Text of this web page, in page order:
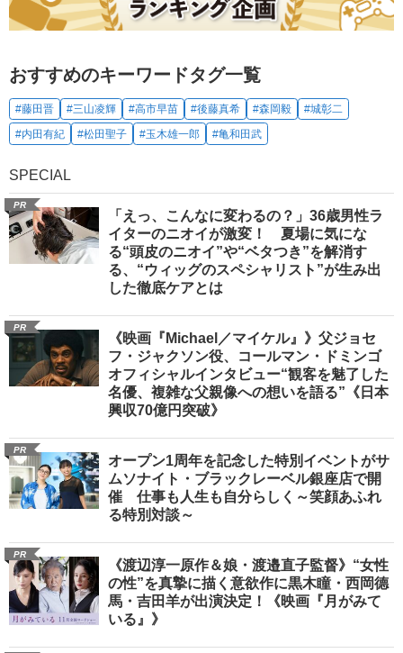
おすすめのキーワードタグ一覧
#藤田晋 #三山凌輝 #高市早苗 #後藤真希 #森岡毅
#城彰二
#内田有紀
#松田聖子 #玉木雄一郎 #亀和田武
SPECIAL
PR
「えっ、こんなに変わるの？」36歳男性ラ
イターのニオイが激変！ 夏場に気にな
る“頭皮のニオイ”や“ベタつき”を解消す
る、“ウィッグのスペシャリスト”が生み出
した徹底ケアとは
PR
《映画『Michael／マイケル』》父ジョセ
フ・ジャクソン役、コールマン・ドミンゴ
オフィシャルインタビュー“観客を魅了した
名優、複雑な父親像への想いを語る”《日本
興収70億円突破》
PR
オープン1周年を記念した特別イベントがサ
ムソナイト・ブラックレーベル銀座店で開
催 仕事も人生も自分らしく～笑顔あふれ
る特別対談～
PR
《渡辺淳一原作＆娘・渡邉直子監督》“女性
の性”を真摯に描く意欲作に黒木瞳・西岡德
馬・吉田羊が出演決定！《映画『月がみて
いる』》